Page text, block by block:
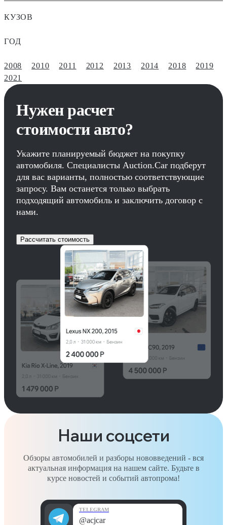
КУЗОВ
ГОД
2008 2010 2011 2012 2013 2014 2018
2019
2021
Нужен расчет
стоимости авто?
Укажите планируемый бюджет на покупку
автомобиля. Специалисты Auction.Car подберут
для вас варианты, полностью соответствующие
запросу. Вам останется только выбрать
подходящий автомобиль и заключить договор с
нами.
Рассчитать стоимость
Наши соцсети
Обзоры автомобилей и разборы нововведений - вся
актуальная информация на нашем сайте. Будьте в
курсе новостей и событий автопрома!
TELEGRAM
@acjcar